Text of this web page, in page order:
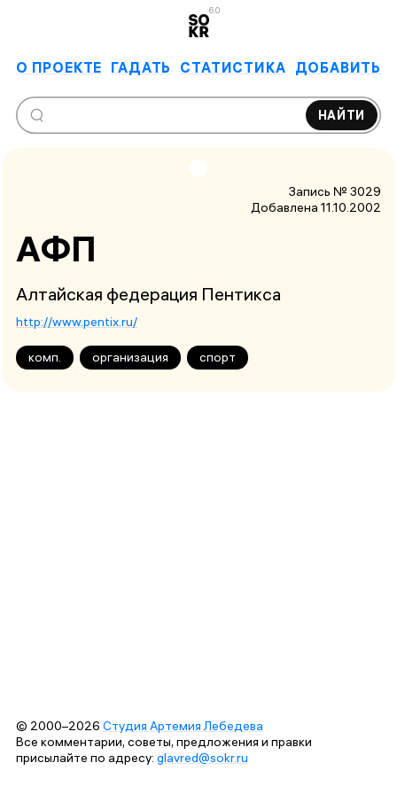
6.0
О ПРОЕКТЕ ГАДАТЬ СТАТИСТИКА ДОБАВИТЬ
НАЙТИ
Запись № 3029
Добавлена 11.10.2002
АФП
Алтайская федерация Пентикса
http://www.pentix.ru/
комп. организация спорт
© 2000–2026 Студия Артемия Лебедева
Все комментарии, советы, предложения и правки
присылайте по адресу: glavred@sokr.ru